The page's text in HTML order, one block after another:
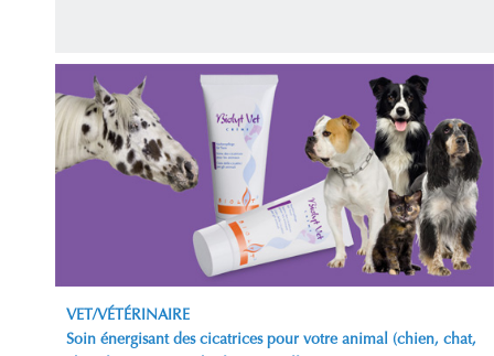
VET/VÉTÉRINAIRE
Soin énergisant des cicatrices pour votre animal (chien, chat,